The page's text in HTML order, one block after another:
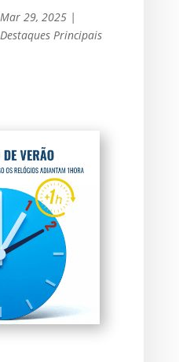
Mar 29, 2025|
Destaques Principais